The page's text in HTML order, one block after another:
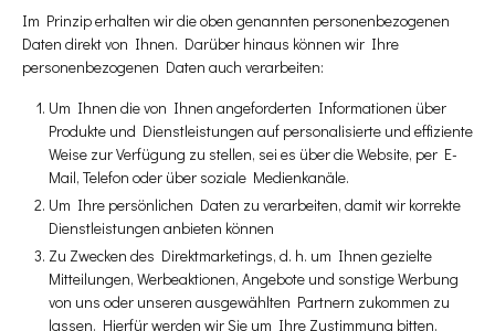
Im Prinzip erhalten wir die oben genannten personenbezogenen
Daten direkt von Ihnen. Darüber hinaus können wir Ihre
personenbezogenen Daten auch verarbeiten:
Um Ihnen die von Ihnen angeforderten Informationen über
Produkte und Dienstleistungen auf personalisierte und effiziente
Weise zur Verfügung zu stellen, sei es über die Website, per E-
Mail, Telefon oder über soziale Medienkanäle.
Um Ihre persönlichen Daten zu verarbeiten, damit wir korrekte
Dienstleistungen anbieten können
Zu Zwecken des Direktmarketings, d. h. um Ihnen gezielte
Mitteilungen, Werbeaktionen, Angebote und sonstige Werbung
von uns oder unseren ausgewählten Partnern zukommen zu
lassen. Hierfür werden wir Sie um Ihre Zustimmung bitten.